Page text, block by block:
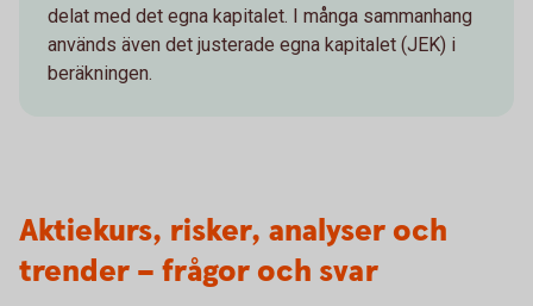
delat med det egna kapitalet. I många sammanhang
används även det justerade egna kapitalet (JEK) i
beräkningen.
Aktiekurs, risker, analyser och
trender – frågor och svar